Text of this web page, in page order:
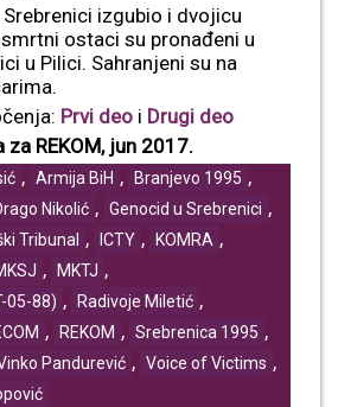
izgubio i dvojicu
ostaci su pronađeni u
u Pilici. Sahranjeni su na
Prvi deo i Drugi deo
REKOM, jun 2017.
, Armija BiH , Branjevo 1995 ,
Nikolić , Genocid u Srebrenici ,
Tribunal , ICTY , KOMRA ,
, MKTJ ,
05-88) , Radivoje Miletić ,
, REKOM , Srebrenica 1995 ,
Pandurević , Voice of Victims ,